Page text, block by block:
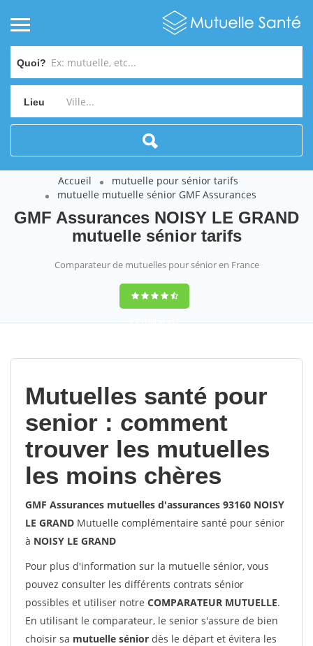
Quoi?
Lieu
Accueil
mutuelle pour sénior tarifs
mutuelle mutuelle sénior GMF Assurances
GMF Assurances NOISY LE GRAND
mutuelle sénior tarifs
Comparateur de mutuelles pour sénior en France
9,2(100%)452
Mutuelles santé pour
senior : comment
trouver les mutuelles
les moins chères
GMF Assurances mutuelles d'assurances 93160 NOISY
LE GRAND Mutuelle complémentaire santé pour sénior
à NOISY LE GRAND
Pour plus d'information sur la mutuelle sénior, vous
pouvez consulter les différents contrats sénior
possibles et utiliser notre COMPARATEUR MUTUELLE.
En utilisant le comparateur, le senior s'assure de bien
choisir sa mutuelle sénior dès le départ et évitera les